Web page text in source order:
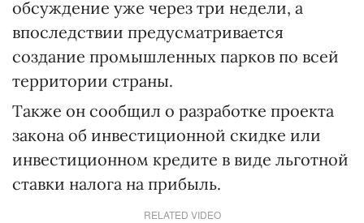
обсуждение уже через три недели, а
впоследствии предусматривается
создание промышленных парков по всей
территории страны.
Также он сообщил о разработке проекта
закона об инвестиционной скидке или
инвестиционном кредите в виде льготной
ставки налога на прибыль.
RELATED VIDEO